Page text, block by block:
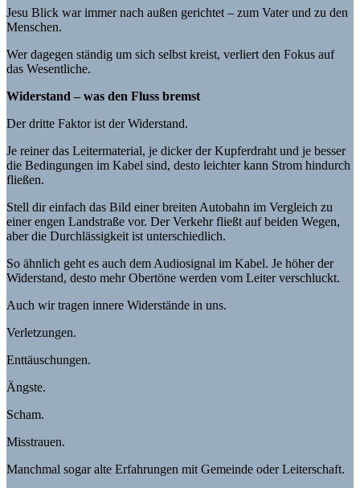
Jesu Blick war immer nach außen gerichtet – zum Vater und zu den
Menschen.
Wer dagegen ständig um sich selbst kreist, verliert den Fokus auf
das Wesentliche.
Widerstand – was den Fluss bremst
Der dritte Faktor ist der Widerstand.
Je reiner das Leitermaterial, je dicker der Kupferdraht und je besser
die Bedingungen im Kabel sind, desto leichter kann Strom hindurch
fließen.
Stell dir einfach das Bild einer breiten Autobahn im Vergleich zu
einer engen Landstraße vor. Der Verkehr fließt auf beiden Wegen,
aber die Durchlässigkeit ist unterschiedlich.
So ähnlich geht es auch dem Audiosignal im Kabel. Je höher der
Widerstand, desto mehr Obertöne werden vom Leiter verschluckt.
Auch wir tragen innere Widerstände in uns.
Verletzungen.
Enttäuschungen.
Ängste.
Scham.
Misstrauen.
Manchmal sogar alte Erfahrungen mit Gemeinde oder Leiterschaft.